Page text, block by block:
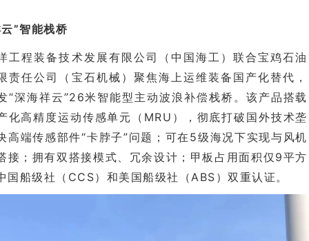
”智能栈桥
工程装备技术发展有限公司（中国海工）联合宝鸡石油
责任公司（宝石机械）聚焦海上运维装备国产化替代，
“深海祥云”26米智能型主动波浪补偿栈桥。该产品搭载
化高精度运动传感单元（MRU），彻底打破国外技术垄
高端传感部件“卡脖子”问题；可在5级海况下实现与风机
接；拥有双搭接模式、冗余设计；甲板占用面积仅9平方
国船级社（CCS）和美国船级社（ABS）双重认证。